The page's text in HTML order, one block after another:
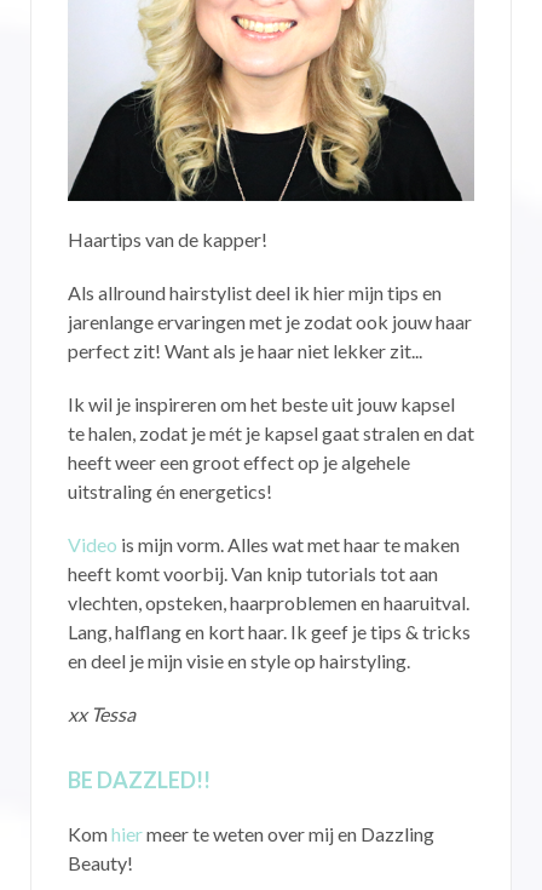
Haartips van de kapper!
Als allround hairstylist deel ik hier mijn tips en
jarenlange ervaringen met je zodat ook jouw haar
perfect zit! Want als je haar niet lekker zit...
Ik wil je inspireren om het beste uit jouw kapsel
te halen, zodat je mét je kapsel gaat stralen en dat
heeft weer een groot effect op je algehele
uitstraling én energetics!
Video is mijn vorm. Alles wat met haar te maken
heeft komt voorbij. Van knip tutorials tot aan
vlechten, opsteken, haarproblemen en haaruitval.
Lang, halflang en kort haar. Ik geef je tips & tricks
en deel je mijn visie en style op hairstyling.
xx Tessa
BE DAZZLED!!
Komhiermeer te weten over mij en Dazzling
Beauty!